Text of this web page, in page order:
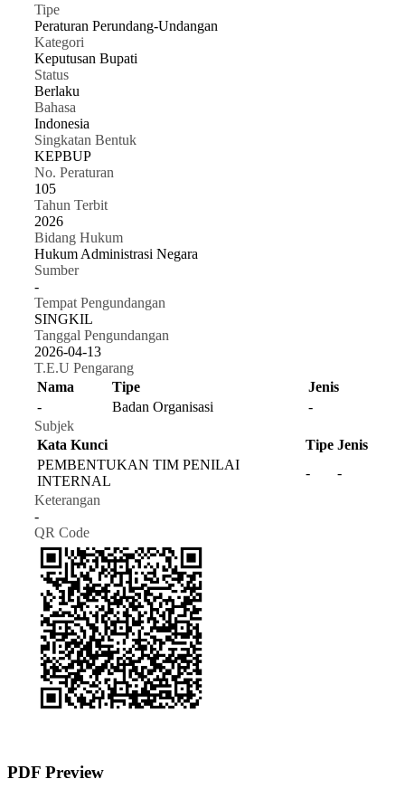
Tipe
Peraturan Perundang-Undangan
Kategori
Keputusan Bupati
Status
Berlaku
Bahasa
Indonesia
Singkatan Bentuk
KEPBUP
No. Peraturan
105
Tahun Terbit
2026
Bidang Hukum
Hukum Administrasi Negara
Sumber
-
Tempat Pengundangan
SINGKIL
Tanggal Pengundangan
2026-04-13
T.E.U Pengarang
Nama
Tipe
Jenis
-
Badan Organisasi
-
Subjek
Kata Kunci
Tipe Jenis
PEMBENTUKAN TIM PENILAI
INTERNAL
-
-
Keterangan
-
QR Code
PDF Preview